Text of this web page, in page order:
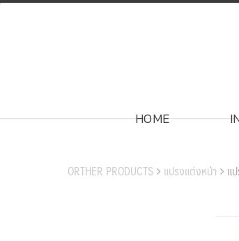
Skip
HOME
ORTHER PRODUCTS แปรงแต่งหน้า แ